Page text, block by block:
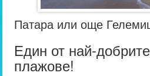
Патара или още
Един от най-
плажове!